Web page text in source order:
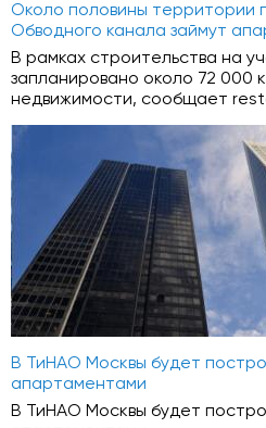
Около половины территории
Обводного канала займут
В рамках строительства на
запланировано около 72 000
недвижимости, сообщает
В ТиНАО Москвы будет
апартаментами
В ТиНАО Москвы будет